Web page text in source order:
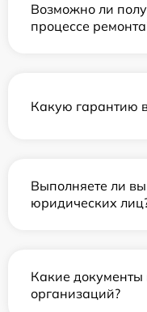
Возможно ли
процессе
Какую гарантию
Выполняете ли
юридических
Какие
организаций?